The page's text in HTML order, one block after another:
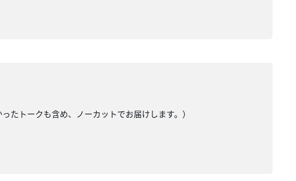
たトークも含め、ノーカットでお届けします。）